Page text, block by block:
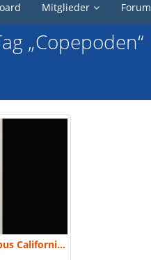
Mitglieder Forum
„Copepoden“
Eientwicklung bei Trigriopus Californicus